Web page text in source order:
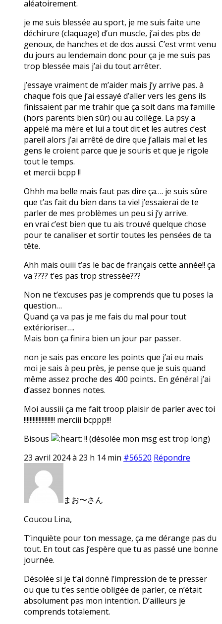
aléatoirement.
je me suis blessée au sport, je me suis faite une
déchirure (claquage) d’un muscle, j’ai des pbs de
genoux, de hanches et de dos aussi. C’est vrmt venu
du jours au lendemain donc pour ça je me suis pas
trop blessée mais j’ai du tout arrêter.
j’essaye vraiment de m’aider mais j’y arrive pas. à
chaque fois que j’ai essayé d’aller vers les gens ils
finissaient par me trahir que ça soit dans ma famille
(hors parents bien sûr) ou au collège. La psy a
appelé ma mère et lui a tout dit et les autres c’est
pareil alors j’ai arrêté de dire que j’allais mal et les
gens le croient parce que je souris et que je rigole
tout le temps.
et mercii bcpp !!
Ohhh ma belle mais faut pas dire ça…. je suis sûre
que t’as fait du bien dans ta vie! j’essaierai de te
parler de mes problèmes un peu si j’y arrive.
en vrai c’est bien que tu ais trouvé quelque chose
pour te canaliser et sortir toutes les pensées de ta
tête.
Ahh mais ouiii t’as le bac de français cette année!! ça
va ???? t’es pas trop stressée???
Non ne t’excuses pas je comprends que tu poses la
question…
Quand ça va pas je me fais du mal pour tout
extérioriser….
Mais bon ça finira bien un jour par passer.
non je sais pas encore les points que j’ai eu mais
moi je sais à peu près, je pense que je suis quand
même assez proche des 400 points.. En général j’ai
d’assez bonnes notes.
Moi aussiii ça me fait troop plaisir de parler avec toi
!!!!!!!!!!!!!!!!!!!!! merciii bcppp!!!
Bisous
!! (désolée mon msg est trop long)
23 avril 2024 à 23 h 14 min #56520 Répondre
まお〜さん
Coucou Lina,
T’inquiète pour ton message, ça me dérange pas du
tout. En tout cas j’espère que tu as passé une bonne
journée.
Désolée si je t’ai donné l’impression de te presser
ou que tu t’es sentie obligée de parler, ce n’était
absolument pas mon intention. D’ailleurs je
comprends totalement.